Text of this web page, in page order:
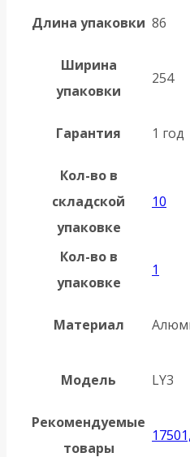
Длина упаковки 86
Ширина
упаковки
254
Гарантия 1 год
Кол-во в
складской
упаковке
10
Кол-во в
упаковке
1
Материал
Модель LY3
Рекомендуемые
товары